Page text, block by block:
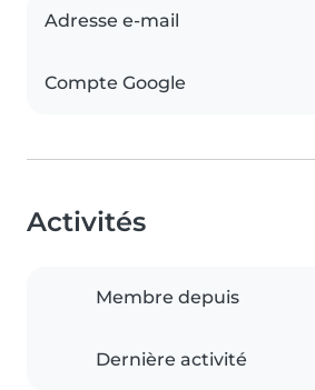
Adresse e-mail
Compte Google
Activités
Membre depuis
Dernière activité